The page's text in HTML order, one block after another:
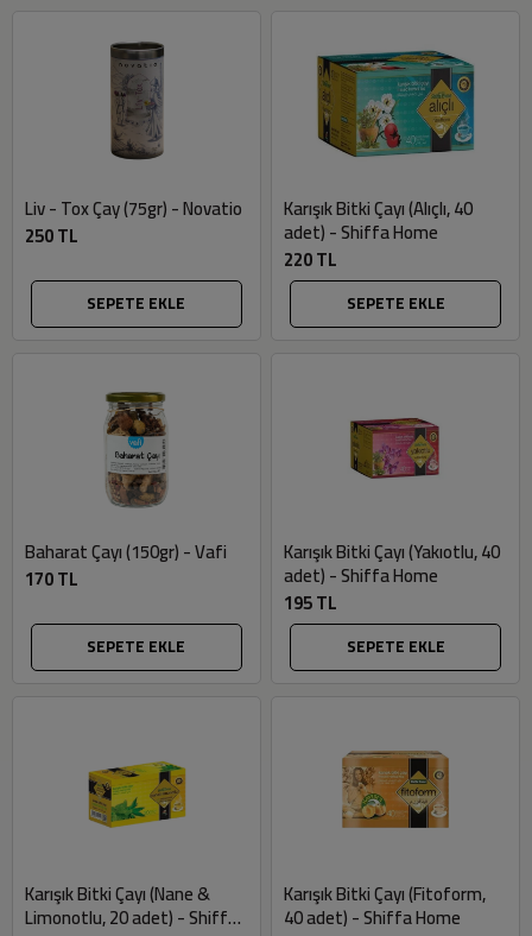
Liv - Tox Çay (75gr) - Novatio
250 TL
SEPETE EKLE
Karışık Bitki Çayı (Alıçlı, 40
adet) - Shiffa Home
220 TL
SEPETE EKLE
Baharat Çayı (150gr) - Vafi
170 TL
SEPETE EKLE
Karışık Bitki Çayı (Yakıotlu, 40
adet) - Shiffa Home
195 TL
SEPETE EKLE
Karışık Bitki Çayı (Nane &
Limonotlu, 20 adet) - Shiffa
Karışık Bitki Çayı (Fitoform,
40 adet) - Shiffa Home